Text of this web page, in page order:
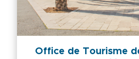
Office de Tourisme